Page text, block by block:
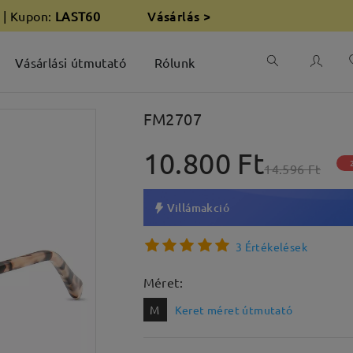
| Kupon: LAST60 Vásárlás >
Vásárlási útmutató Rólunk
FM2707
10.800 Ft14.596 Ft
Villámakció
3 Értékelések
Méret:
M Keret méret útmutató